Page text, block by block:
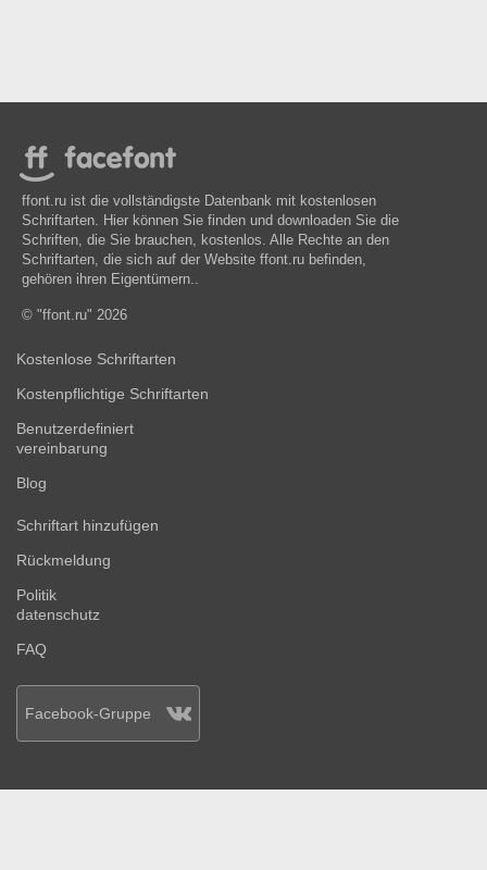
ffont.ru ist die vollständigste Datenbank mit kostenlosen
Schriftarten. Hier können Sie finden und downloaden Sie die
Schriften, die Sie brauchen, kostenlos. Alle Rechte an den
Schriftarten, die sich auf der Website ffont.ru befinden,
gehören ihren Eigentümern..
© "ffont.ru" 2026
Kostenlose Schriftarten
Kostenpflichtige Schriftarten
Benutzerdefiniert
vereinbarung
Blog
Schriftart hinzufügen
Rückmeldung
Politik
datenschutz
FAQ
Facebook-Gruppe